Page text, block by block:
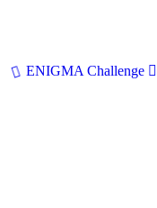
ENIGMA Challenge